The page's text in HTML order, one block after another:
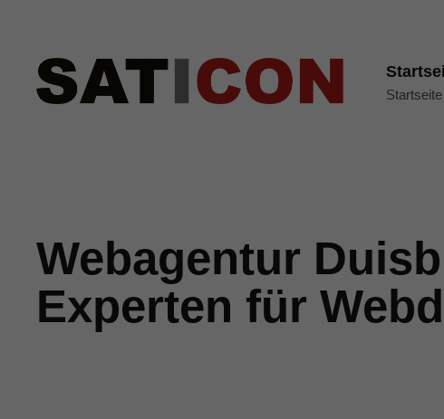
Startseite
Webagentur
Experten für